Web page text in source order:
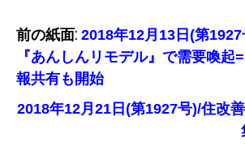
前の紙面: 2018年12月13日(第1927
『あんしんリモデル』で需要喚起
報共有も開始
2018年12月21日(第1927号)/住改